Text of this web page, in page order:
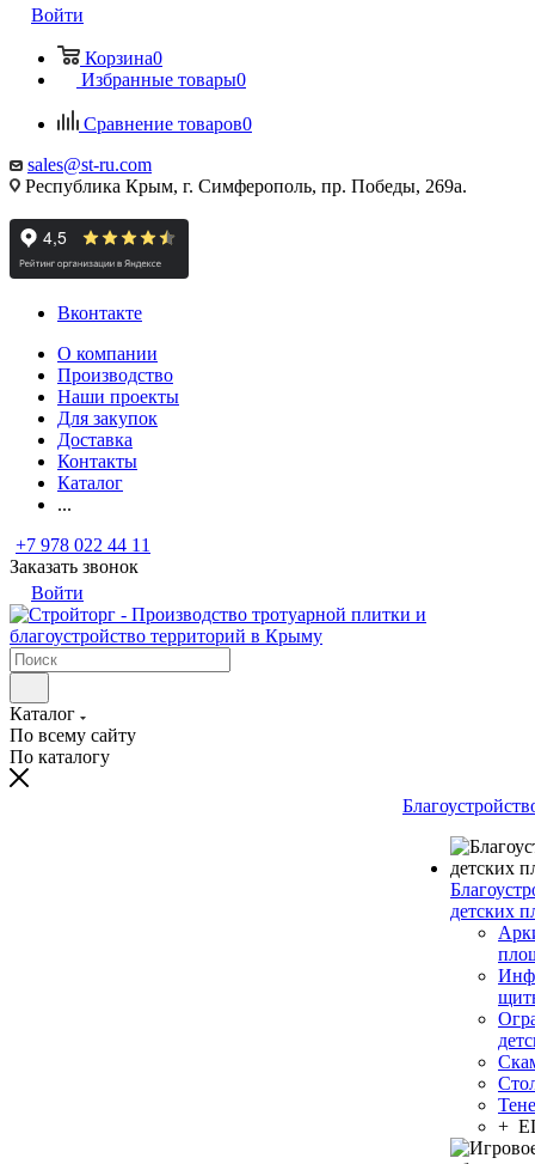
Войти
Корзина0
Избранные товары0
Сравнение товаров0
sales@st-ru.com
Республика Крым, г. Симферополь, пр. Победы, 269а.
Вконтакте
О компании
Производство
Наши проекты
Для закупок
Доставка
Контакты
Каталог
...
+7 978 022 44 11
Заказать звонок
Войти
Каталог
По всему сайту
По каталогу
детских
+